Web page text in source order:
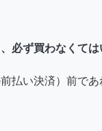
必ず買わなくて
払い決済）前であ